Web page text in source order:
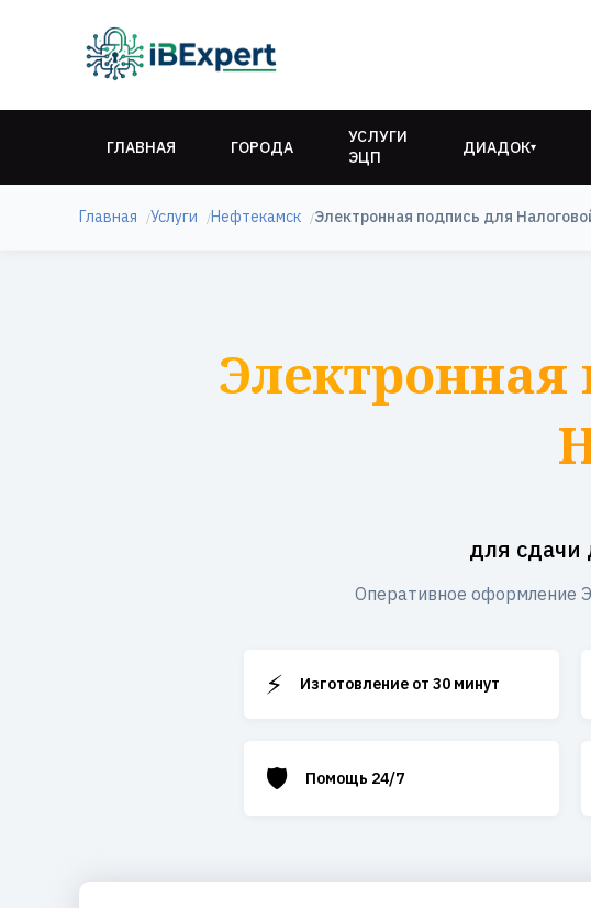
ГЛАВНАЯ ГОРОДА
УСЛУГИ
ЭЦП
ДИАДОК▾
Главная Услуги Нефтекамск Электронная подпись для
Электронная
для сдачи
Оперативное оформление
⚡ Изготовление от 30 минут
🛡️ Помощь 24/7